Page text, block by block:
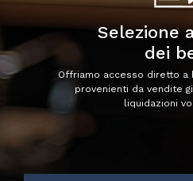
Selezione
dei
Offriamo accesso diretto a
provenienti da vendite
liquidazioni